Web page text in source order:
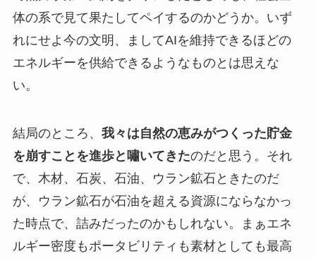
体の系で見て果たしてペイするのかどうか。いず
れにせよ今の文明、ましてAIを維持できるほどの
エネルギーを供給できるようなものとは思えな
い。
結局のところ、 我々は自然の恵みがつくった貯金
を崩すことを進歩と嘯いてきたのだと思う。それ
で、木材、石炭、石油、ウラン鉱石ときたのだ
が、ウラン鉱石が石油を超える資源にならなかっ
た時点で、詰みだったのかもしれない。まぁエネ
ルギー密度もポータビリティも素材としても最高